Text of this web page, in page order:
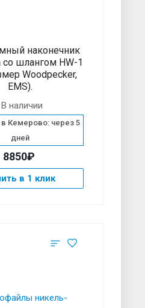
наконечник
со шлангом HW-1
Woodpecker,
EMS).
В наличии
Кемерово: через 5
дней
8850₽
в 1 клик